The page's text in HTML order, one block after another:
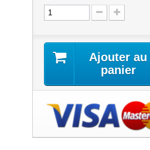
Ajouter au
panier